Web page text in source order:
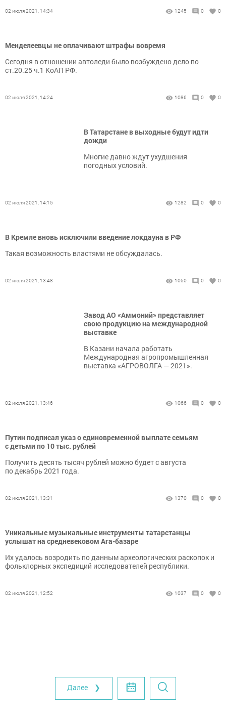
02 июля 2021, 14:34 1245 0 0
Менделеевцы не оплачивают штрафы вовремя
Сегодня в отношении автоледи было возбуждено дело по
ст.20.25 ч.1 КоАП РФ.
02 июля 2021, 14:24 1086 0 0
В Татарстане в выходные будут идти
дожди
Многие давно ждут ухудшения
погодных условий.
02 июля 2021, 14:15 1282 0 0
В Кремле вновь исключили введение локдауна в РФ
Такая возможность властями не обсуждалась.
02 июля 2021, 13:48 1050 0 0
Завод АО «Аммоний» представляет
свою продукцию на международной
выставке
В Казани начала работать
Международная агропромышленная
выставка «АГРОВОЛГА — 2021».
02 июля 2021, 13:46 1066 0 0
Путин подписал указ о единовременной выплате семьям
с детьми по 10 тыс. рублей
Получить десять тысяч рублей можно будет с августа
по декабрь 2021 года.
02 июля 2021, 13:31 1370 0 0
Уникальные музыкальные инструменты татарстанцы
услышат на средневековом Ага-базаре
Их удалось возродить по данным археологических раскопок и
фольклорных экспедиций исследователей республики.
02 июля 2021, 12:52 1037 0 0
Далее ❯